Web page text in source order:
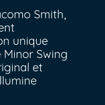
Smith,
unique
Swing
et